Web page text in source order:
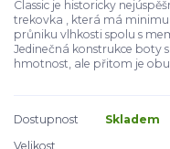
Classic je historicky
trekovka , která má
průniku vlhkosti spolu s
Jedinečná konstrukce boty
hmotnost, ale přitom je
Dostupnost
Skladem
Velikost